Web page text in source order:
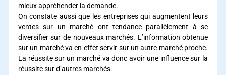
mieux appréhender la demande.
On constate aussi que les entreprises qui augmentent leurs
ventes sur un marché ont tendance parallèlement à se
diversifier sur de nouveaux marchés. L’information obtenue
sur un marché va en effet servir sur un autre marché proche.
La réussite sur un marché va donc avoir une influence sur la
réussite sur d’autres marchés.